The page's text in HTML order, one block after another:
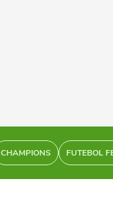
CHAMPIONS FUTEBOL